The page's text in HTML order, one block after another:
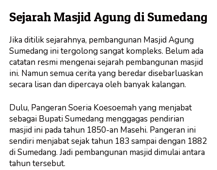
Sejarah Masjid Agung di Sumedang
Jika ditilik sejarahnya, pembangunan Masjid Agung
Sumedang ini tergolong sangat kompleks. Belum ada
catatan resmi mengenai sejarah pembangunan masjid
ini. Namun semua cerita yang beredar disebarluaskan
secara lisan dan dipercaya oleh banyak kalangan.
Dulu, Pangeran Soeria Koesoemah yang menjabat
sebagai Bupati Sumedang menggagas pendirian
masjid ini pada tahun 1850-an Masehi. Pangeran ini
sendiri menjabat sejak tahun 183 sampai dengan 1882
di Sumedang. Jadi pembangunan masjid dimulai antara
tahun tersebut.